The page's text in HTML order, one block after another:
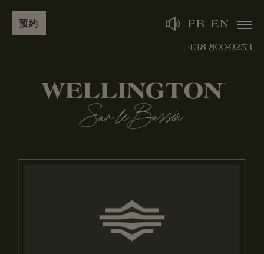
预约 FR EN
438 800-9253